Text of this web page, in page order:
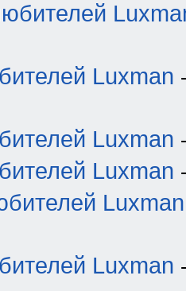
Luxman
Luxman
Luxman
Luxman
Luxman